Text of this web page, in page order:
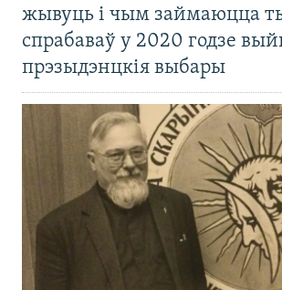
жывуць і чым займаюцца
спрабаваў у 2020 годзе
прэзыдэнцкія выбары